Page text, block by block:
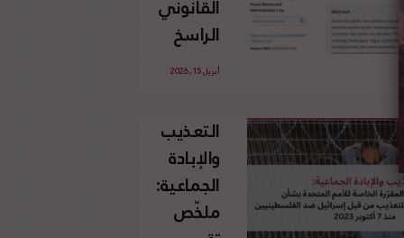
الإسرائيلي
غير
القانوني
الفلسطينية
القانوني
الراسخ
للاجئين
وحقهم
في العودة
بموجب
القانون
الدولي
أبريل 15, 2026
التعذيب
والإبادة
الجماعية:
ملخّص